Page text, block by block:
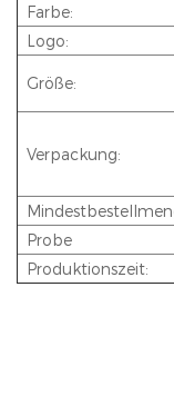
Farbe:
Logo:
Größe:
Verpackung:
Probe
Produktionszeit: